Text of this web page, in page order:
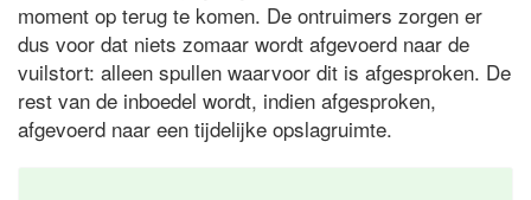
moment op terug te komen. De ontruimers zorgen er
dus voor dat niets zomaar wordt afgevoerd naar de
vuilstort: alleen spullen waarvoor dit is afgesproken. De
rest van de inboedel wordt, indien afgesproken,
afgevoerd naar een tijdelijke opslagruimte.